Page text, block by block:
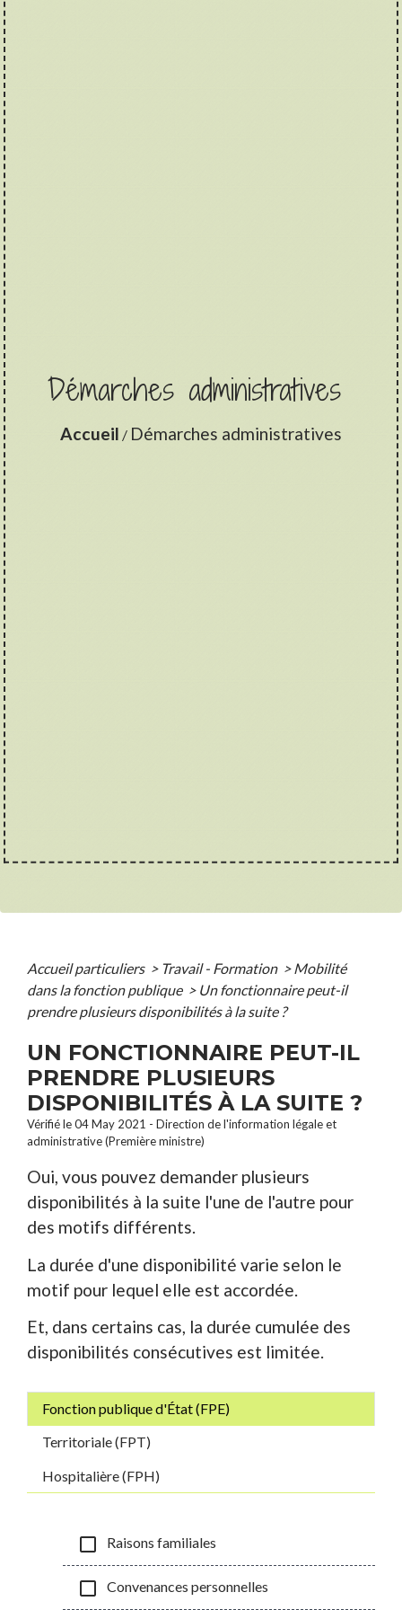
Démarches administratives
Accueil / Démarches administratives
Accueil particuliers > Travail - Formation > Mobilité
dans la fonction publique > Un fonctionnaire peut-il
prendre plusieurs disponibilités à la suite ?
UN FONCTIONNAIRE PEUT-IL
PRENDRE PLUSIEURS
DISPONIBILITÉS À LA SUITE ?
Vérifié le 04 May 2021 - Direction de l'information légale et
administrative (Première ministre)
Oui, vous pouvez demander plusieurs
disponibilités à la suite l'une de l'autre pour
des motifs différents.
La durée d'une disponibilité varie selon le
motif pour lequel elle est accordée.
Et, dans certains cas, la durée cumulée des
disponibilités consécutives est limitée.
Fonction publique d'État (FPE)
Territoriale (FPT)
Hospitalière (FPH)
check_box_outline_blank Raisons familiales
check_box_outline_blank Convenances personnelles